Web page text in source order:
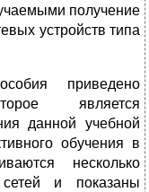
получение
устройств типа
приведено
является
данной учебной
обучения в
несколько
и показаны